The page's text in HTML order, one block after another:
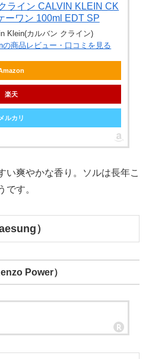
ライン CALVIN KLEIN CK
ーワン 100ml EDT SP
Klein(カルバン クライン)
の商品レビュー・口コミを見る
楽天
メルカリ
い爽やかな香り。ソルは長年こ
です。
）
Power）